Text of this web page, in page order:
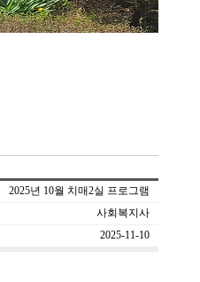
2025년 10월 치매2실 프로그램
사회복지사
2025-11-10